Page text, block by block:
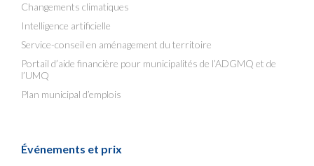
Changements climatiques
Intelligence artificielle
Service-conseil en aménagement du territoire
Portail d’aide financière pour municipalités de l’ADGMQ et de
l’UMQ
Plan municipal d’emplois
Événements et prix